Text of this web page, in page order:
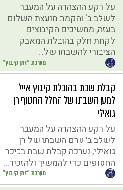
מערכת "זמן קיבוץ"
על רקע ההצהרה על המעבר
לשלב ב' והקמת מועצת השלום
בעזה, ממשיכים הקיבוצים
לקחת חלק בהובלת המאבק
הציבורי להשבתו של...
מערכת "זמן קיבוץ"
קבלת שבת בהובלת קיבוץ אייל
למען השבתו של החלל החטוף רן
גואילי
על רקע ההצהרה על המעבר
לשלב ב׳ טרם השבתו של רן
גואילי, נערכה קבלת שבת בכיכר
החטופים כדי להמשיך ולהזכיר...